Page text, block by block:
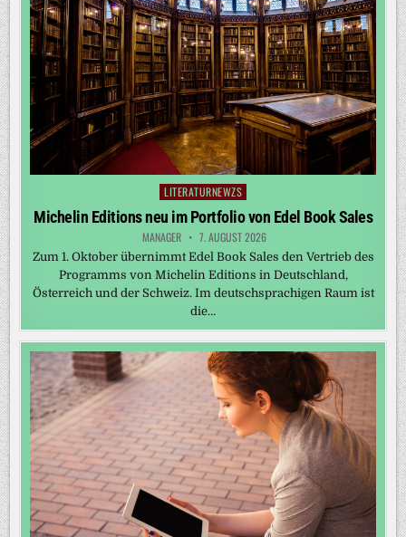
Posted
LITERATURNEWZS
Michelin Editions neu im Portfolio von Edel Book Sales
MANAGER 7. AUGUST 2026
Zum 1. Oktober übernimmt Edel Book Sales den Vertrieb des
Programms von Michelin Editions in Deutschland,
Österreich und der Schweiz. Im deutschsprachigen Raum ist
die…